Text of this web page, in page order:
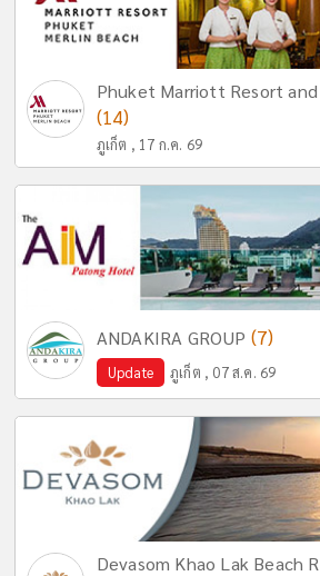
Phuket Marriott Resort and
(14)
ภูเก็ต , 17 ก.ค. 69
ANDAKIRA GROUP (7)
Update ภูเก็ต , 07 ส.ค. 69
Devasom Khao Lak Beach